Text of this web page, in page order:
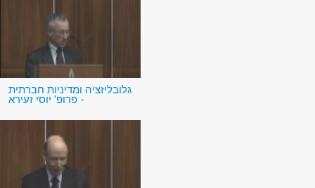
גלובליזציה ומדיניות חברתית
- פרופ' יוסי זעירא